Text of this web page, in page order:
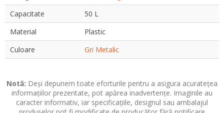
Capacitate
50 L
Material
Plastic
Culoare
Gri Metalic
Notă: Deși depunem toate eforturile pentru a asigura acuratețea
informațiilor prezentate, pot apărea inadvertențe. Imaginile au
caracter informativ, iar specificațiile, designul sau ambalajul